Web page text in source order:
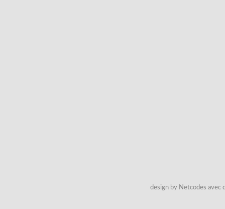
design by Netcodes avec